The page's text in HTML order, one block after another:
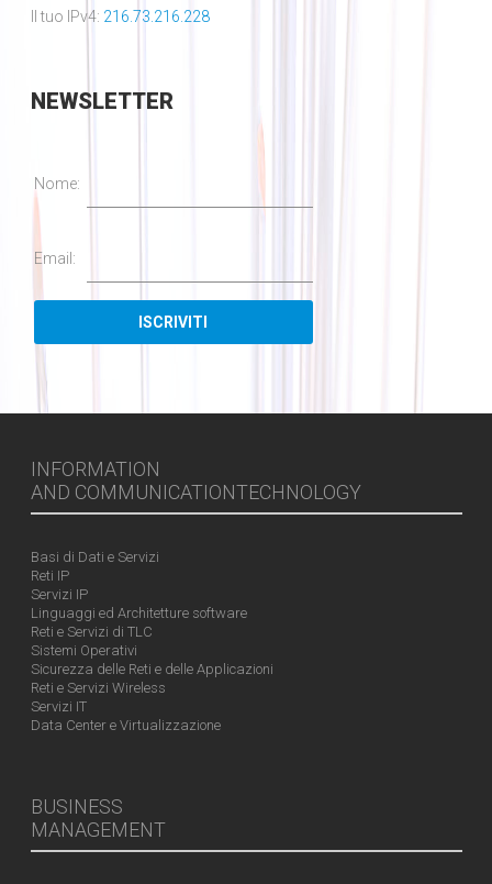
Il tuo IPv4: 216.73.216.228
NEWSLETTER
Nome:
Email:
INFORMATION
AND COMMUNICATIONTECHNOLOGY
Basi di Dati e Servizi
Reti IP
Servizi IP
Linguaggi ed Architetture software
Reti e Servizi di TLC
Sistemi Operativi
Sicurezza delle Reti e delle Applicazioni
Reti e Servizi Wireless
Servizi IT
Data Center e Virtualizzazione
BUSINESS
MANAGEMENT